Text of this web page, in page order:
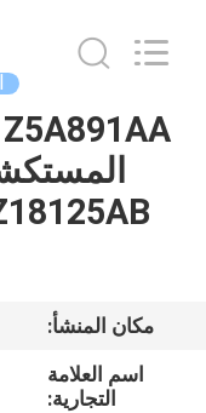
الصفحة
الرئيسية
معلومات
Reserved.
مكان المنشأ:
اسم العلامة
التجارية: